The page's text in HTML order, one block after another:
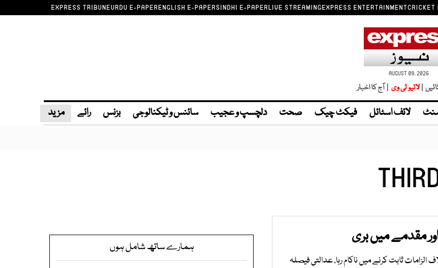
EXPRESS TRIBUNEURDU E-PAPERENGLISH E-PAPERSINDHI E-PAPERLIVE STREAMINGEXPRESS ENTERTAINMENTCRICKET
AUGUST 09, 2026
| | آج کا اخبار
لائف اسٹائل فیکٹ چیک صحت دلچسپ و عجیب سائنس و ٹیکنالوجی بزنس رائے مزید
مقدمے میں بری
ثابت کرنے میں ناکام رہا، عدالتی فیصلہ
ہمارے ساتھ شامل ہوں